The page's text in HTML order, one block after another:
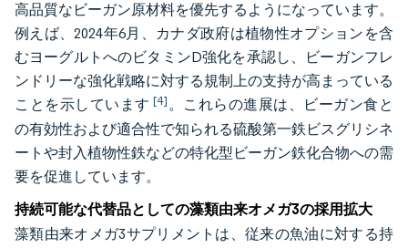
高品質なビーガン原材料を優先するようになっています。
例えば、2024年6月、カナダ政府は植物性オプションを含
むヨーグルトへのビタミンD強化を承認し、ビーガンフレ
ンドリーな強化戦略に対する規制上の支持が高まっている
ことを示しています[4]。これらの進展は、ビーガン食と
の有効性および適合性で知られる硫酸第一鉄ビスグリシネ
ートや封入植物性鉄などの特化型ビーガン鉄化合物への需
要を促進しています。
持続可能な代替品としての藻類由来オメガ3の採用拡大
藻類由来オメガ3サプリメントは、従来の魚油に対する持